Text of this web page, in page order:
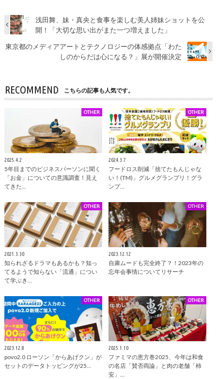
浅田舞、妹・真央と食事を楽しむ美人姉妹ショットを公
開！「大切な思い出がまた一つ増えました」
東京都のメディアアートとテクノロジーの体感拠点「わた
しのからだは心になる？」展が開催決定
RECOMMEND こちらの記事も人気です。
OTHER
2025.4.2
5年目までのビジネスパーソンに聞く
「お金」についての意識調査！見え
てきた…
OTHER
2024.3.7
フードロス削減「捨てたもんじゃな
い！(TM)」グルメグランプリ！グラ
ンプ…
OTHER
2021.3.30
知られざるドラマもあるかも？知っ
てるようで知らない「流通」につい
て学ぶき…
OTHER
2023.12.12
自粛ムードも完全終了？！2023年の
忘年会事情についてリサーチ
OTHER
2023.12.8
povo2.0 ローソン「からあげクン」が
セットのデータトッピングが25…
OTHER
2025.1.10
ファミマの恵方巻2025、今年は和食
の名店「賛否両論」と肉の老舗「柿
安」…